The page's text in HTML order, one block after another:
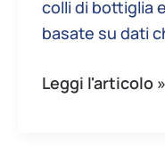
colli di bottiglia
basate su dati
Leggi l'articolo »